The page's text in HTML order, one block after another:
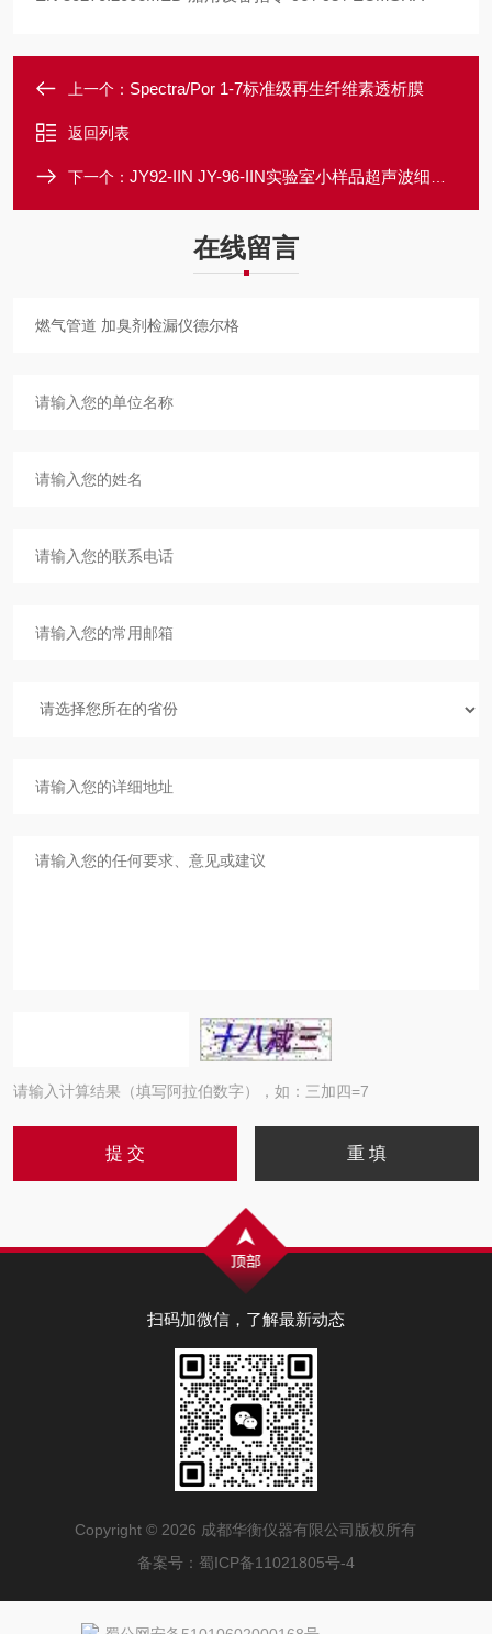
上一个： Spectra/Por 1-7标准级再生纤维素透析膜
返回列表
下一个： JY92-IIN JY-96-IIN实验室小样品超声波细胞破碎仪
在线留言
请输入计算结果（填写阿拉伯数字），如：三加四=7
扫码加微信，了解最新动态
Copyright © 2026 成都华衡仪器有限公司版权所有
备案号： 蜀ICP备11021805号-4